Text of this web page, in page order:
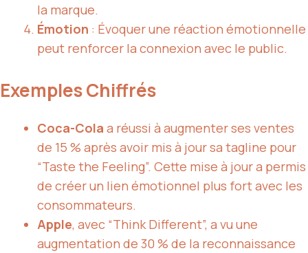
la marque.
Émotion : Évoquer une réaction émotionnelle
peut renforcer la connexion avec le public.
Exemples Chiffrés
Coca-Cola a réussi à augmenter ses ventes
de 15 % après avoir mis à jour sa tagline pour
“Taste the Feeling”. Cette mise à jour a permis
de créer un lien émotionnel plus fort avec les
consommateurs.
Apple, avec “Think Different”, a vu une
augmentation de 30 % de la reconnaissance